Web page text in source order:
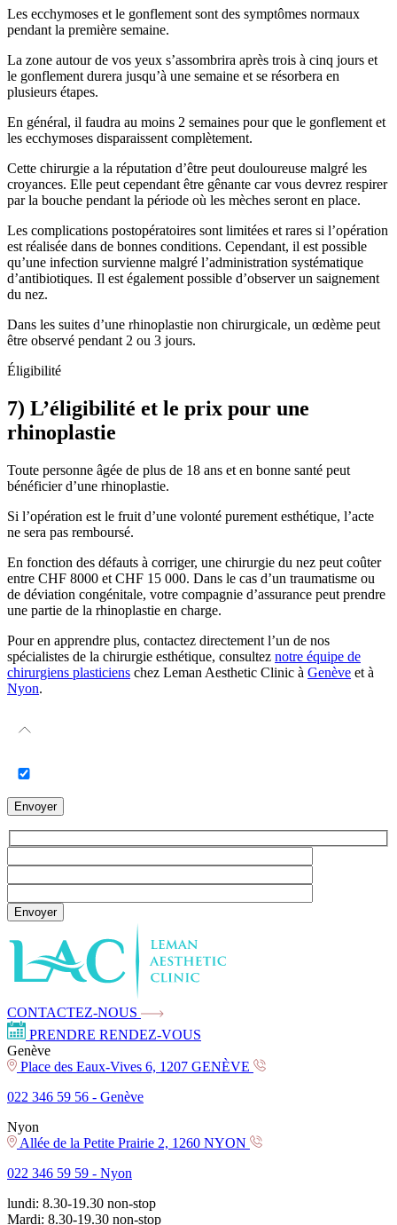
Les ecchymoses et le gonflement sont des symptômes normaux
pendant la première semaine.
La zone autour de vos yeux s’assombrira après trois à cinq jours et
le gonflement durera jusqu’à une semaine et se résorbera en
plusieurs étapes.
En général, il faudra au moins 2 semaines pour que le gonflement et
les ecchymoses disparaissent complètement.
Cette chirurgie a la réputation d’être peut douloureuse malgré les
croyances. Elle peut cependant être gênante car vous devrez respirer
par la bouche pendant la période où les mèches seront en place.
Les complications postopératoires sont limitées et rares si l’opération
est réalisée dans de bonnes conditions. Cependant, il est possible
qu’une infection survienne malgré l’administration systématique
d’antibiotiques. Il est également possible d’observer un saignement
du nez.
Dans les suites d’une rhinoplastie non chirurgicale, un œdème peut
être observé pendant 2 ou 3 jours.
Éligibilité
7) L’éligibilité et le prix pour une
rhinoplastie
Toute personne âgée de plus de 18 ans et en bonne santé peut
bénéficier d’une rhinoplastie.
Si l’opération est le fruit d’une volonté purement esthétique, l’acte
ne sera pas remboursé.
En fonction des défauts à corriger, une chirurgie du nez peut coûter
entre CHF 8000 et CHF 15 000. Dans le cas d’un traumatisme ou
de déviation congénitale, votre compagnie d’assurance peut prendre
une partie de la rhinoplastie en charge.
Pour en apprendre plus, contactez directement l’un de nos
spécialistes de la chirurgie esthétique, consultez notre équipe de
chirurgiens plasticiens chez Leman Aesthetic Clinic à Genève et à
Nyon.
Envoyer
Envoyer
CONTACTEZ-NOUS
PRENDRE RENDEZ-VOUS
Genève
Place des Eaux-Vives 6, 1207 GENÈVE
022 346 59 56 - Genève
Nyon
Allée de la Petite Prairie 2, 1260 NYON
022 346 59 59 - Nyon
lundi: 8.30-19.30 non-stop
Mardi: 8.30-19.30 non-stop